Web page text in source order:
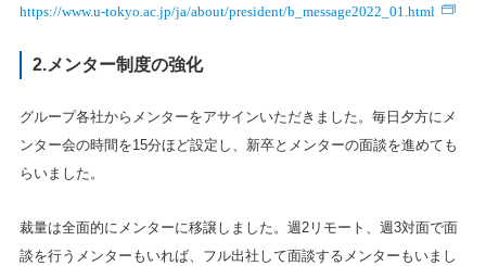
https://www.u-tokyo.ac.jp/ja/about/president/b_message2022_01.html
2.メンター制度の強化
グループ各社からメンターをアサインいただきました。毎日夕方にメ
ンター会の時間を15分ほど設定し、新卒とメンターの面談を進めても
らいました。
裁量は全面的にメンターに移譲しました。週2リモート、週3対面で面
談を行うメンターもいれば、フル出社して面談するメンターもいまし